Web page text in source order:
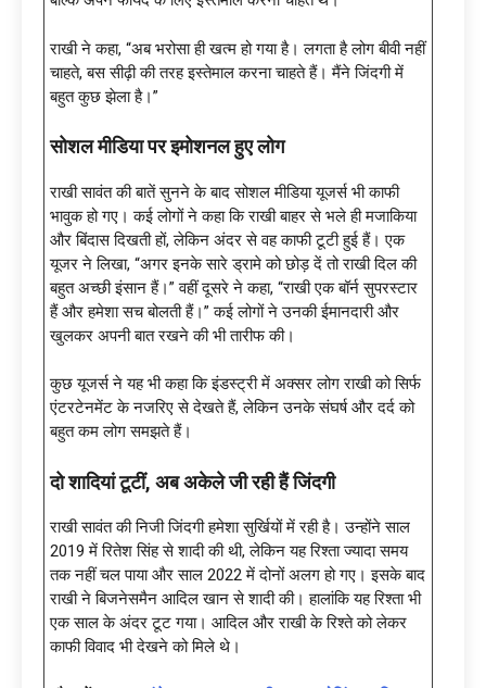
राखी ने कहा, “अब भरोसा ही खत्म हो गया है। लगता है लोग बीवी नहीं
चाहते, बस सीढ़ी की तरह इस्तेमाल करना चाहते हैं। मैंने जिंदगी में
बहुत कुछ झेला है।”
सोशल मीडिया पर इमोशनल हुए लोग
राखी सावंत की बातें सुनने के बाद सोशल मीडिया यूजर्स भी काफी
भावुक हो गए। कई लोगों ने कहा कि राखी बाहर से भले ही मजाकिया
और बिंदास दिखती हों, लेकिन अंदर से वह काफी टूटी हुई हैं। एक
यूजर ने लिखा, “अगर इनके सारे ड्रामे को छोड़ दें तो राखी दिल की
बहुत अच्छी इंसान हैं।” वहीं दूसरे ने कहा, “राखी एक बॉर्न सुपरस्टार
हैं और हमेशा सच बोलती हैं।” कई लोगों ने उनकी ईमानदारी और
खुलकर अपनी बात रखने की भी तारीफ की।
कुछ यूजर्स ने यह भी कहा कि इंडस्ट्री में अक्सर लोग राखी को सिर्फ
एंटरटेनमेंट के नजरिए से देखते हैं, लेकिन उनके संघर्ष और दर्द को
बहुत कम लोग समझते हैं।
दो शादियां टूटीं, अब अकेले जी रही हैं जिंदगी
राखी सावंत की निजी जिंदगी हमेशा सुर्खियों में रही है। उन्होंने साल
2019 में रितेश सिंह से शादी की थी, लेकिन यह रिश्ता ज्यादा समय
तक नहीं चल पाया और साल 2022 में दोनों अलग हो गए। इसके बाद
राखी ने बिजनेसमैन आदिल खान से शादी की। हालांकि यह रिश्ता भी
एक साल के अंदर टूट गया। आदिल और राखी के रिश्ते को लेकर
काफी विवाद भी देखने को मिले थे।